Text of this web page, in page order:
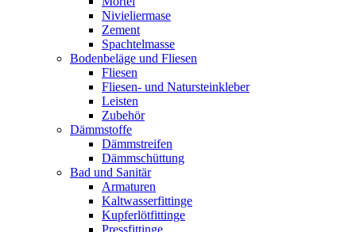
Nivieliermase
Zement
Spachtelmasse
Bodenbeläge und Fliesen
Fliesen
Fliesen- und Natursteinkleber
Leisten
Zubehör
Dämmstoffe
Dämmstreifen
Dämmschüttung
Bad und Sanitär
Armaturen
Kaltwasserfittinge
Kupferlötfittinge
Pressfittinge